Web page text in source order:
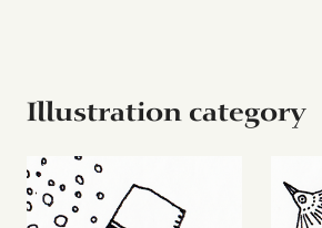
Illustration category